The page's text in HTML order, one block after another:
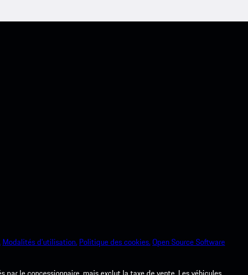
Modalités d’utilisation. Politique des cookies.Open Source Software